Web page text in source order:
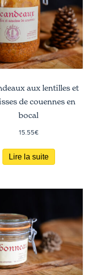
aux lentilles et
de couennes en
bocal
15.55€
Lire la suite